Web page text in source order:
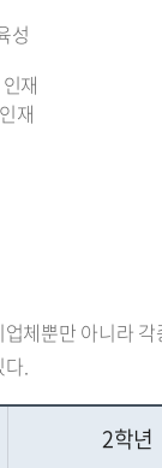
성
재
재
체뿐만 아니라
다.
2학년